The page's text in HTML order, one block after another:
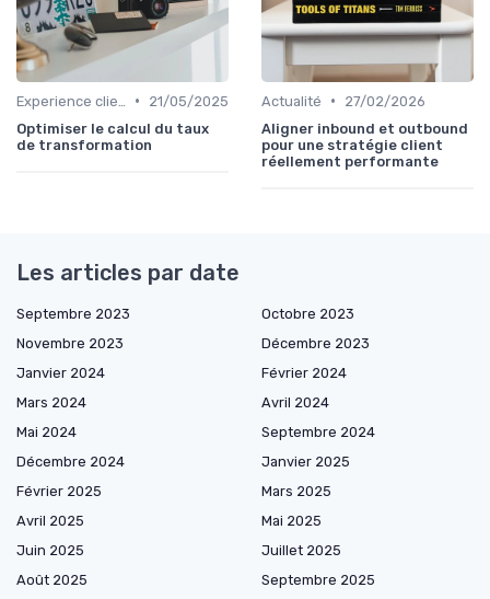
•
21/05/2025
Optimiser le calcul du taux
de transformation
Actualité •
27/02/2026
Aligner inbound et outbound
pour une stratégie client
réellement performante
Les articles par date
Septembre 2023
Octobre 2023
Novembre 2023
Décembre 2023
Janvier 2024
Février 2024
Mars 2024
Avril 2024
Mai 2024
Septembre 2024
Décembre 2024
Janvier 2025
Février 2025
Mars 2025
Avril 2025
Mai 2025
Juin 2025
Juillet 2025
Août 2025
Septembre 2025